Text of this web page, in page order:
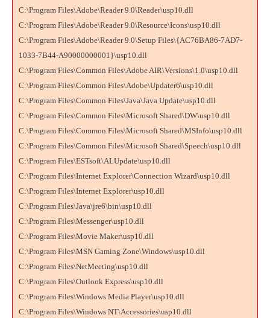
C:\Program Files\Adobe\Reader 9.0\Reader\usp10.dll
C:\Program Files\Adobe\Reader 9.0\Resource\Icons\usp10.dll
C:\Program Files\Adobe\Reader 9.0\Setup Files\{AC76BA86-7AD7-
1033-7B44-A90000000001}\usp10.dll
C:\Program Files\Common Files\Adobe AIR\Versions\1.0\usp10.dll
C:\Program Files\Common Files\Adobe\Updater6\usp10.dll
C:\Program Files\Common Files\Java\Java Update\usp10.dll
C:\Program Files\Common Files\Microsoft Shared\DW\usp10.dll
C:\Program Files\Common Files\Microsoft Shared\MSInfo\usp10.dll
C:\Program Files\Common Files\Microsoft Shared\Speech\usp10.dll
C:\Program Files\ESTsoft\ALUpdate\usp10.dll
C:\Program Files\Internet Explorer\Connection Wizard\usp10.dll
C:\Program Files\Internet Explorer\usp10.dll
C:\Program Files\Java\jre6\bin\usp10.dll
C:\Program Files\Messenger\usp10.dll
C:\Program Files\Movie Maker\usp10.dll
C:\Program Files\MSN Gaming Zone\Windows\usp10.dll
C:\Program Files\NetMeeting\usp10.dll
C:\Program Files\Outlook Express\usp10.dll
C:\Program Files\Windows Media Player\usp10.dll
C:\Program Files\Windows NT\Accessories\usp10.dll